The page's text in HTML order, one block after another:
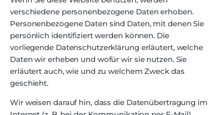
verschiedene personenbezogene Daten erhoben.
Personenbezogene Daten sind Daten, mit denen Sie
persönlich identifiziert werden können. Die
vorliegende Datenschutzerklärung erläutert, welche
Daten wir erheben und wofür wir sie nutzen. Sie
erläutert auch, wie und zu welchem Zweck das
geschieht.
Wir weisen darauf hin, dass die Datenübertragung im